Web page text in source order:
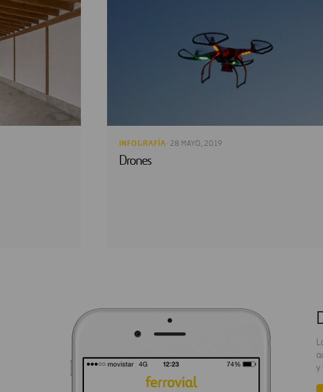
INFOGRAFÍA· 28 MAYO, 2019
Drones
y